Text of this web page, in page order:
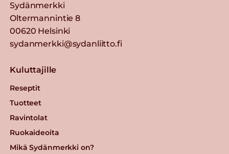
Sydänmerkki
Oltermannintie 8
00620 Helsinki
sydanmerkki@sydanliitto.fi
Kuluttajille
Reseptit
Tuotteet
Ravintolat
Ruokaideoita
Mikä Sydänmerkki on?